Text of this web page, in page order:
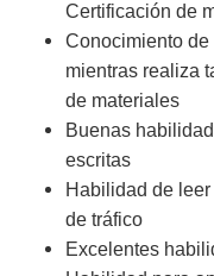
Certificación de
Conocimiento
mientras realiza
de materiales
Buenas
escritas
Habilidad de
de tráfico
Excelentes